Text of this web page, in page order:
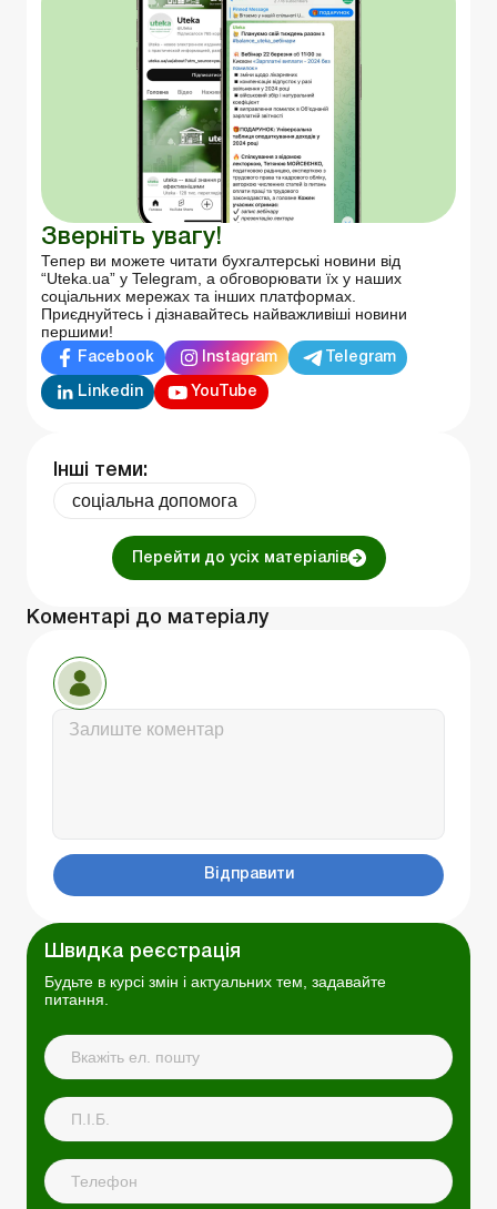
Зверніть увагу!
Тепер ви можете читати бухгалтерські новини від
“Uteka.ua” у Telegram, а обговорювати їх у наших
соціальних мережах та інших платформах.
Приєднуйтесь і дізнавайтесь найважливіші новини
першими!
Facebook Instagram Telegram
Linkedin YouTube
Інші теми:
соціальна допомога
Перейти до усіх матеріалів
Коментарі до матеріалу
Відправити
Швидка реєстрація
Будьте в курсі змін і актуальних тем, задавайте
питання.